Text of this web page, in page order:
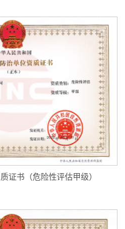
证书（危险性评估甲级）